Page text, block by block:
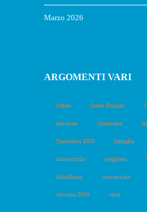
Marzo 2026
ARGOMENTI VARI
Natale Santo Rosario
missione Quaresima
Quaresima 2020 famiglia
misericordia preghiera
obbedienza conversione
Avvento 2019 virtù